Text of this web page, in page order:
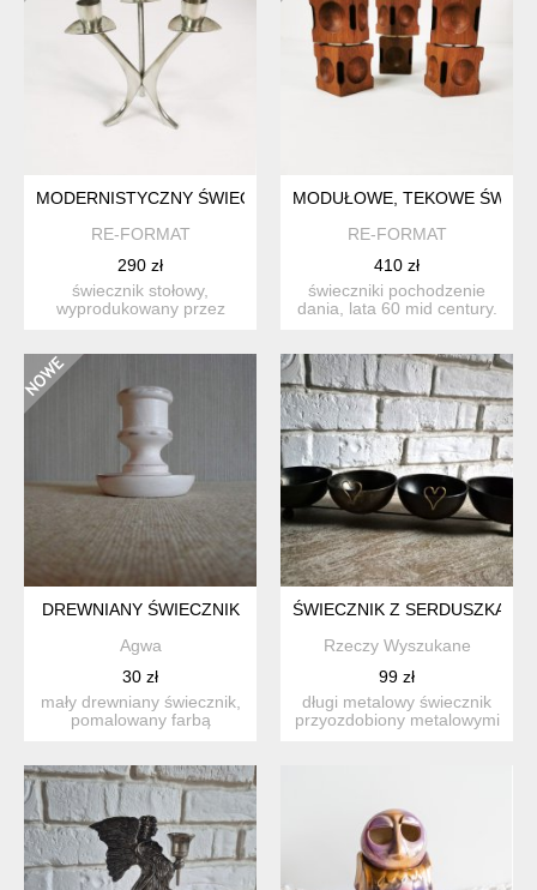
MODERNISTYCZNY ŚWIECZNIK, BRODENE MYLIUS,
RE-FORMAT
290 zł
świecznik stołowy,
wyprodukowany przez
MODUŁOWE, TEKOWE
RE-FORMAT
410 zł
świeczniki pochodzenie
dania, lata 60 mid century.
DREWNIANY ŚWIECZNIK
Agwa
30 zł
mały drewniany świecznik,
pomalowany farbą
ŚWIECZNIK Z SERDUSZKAMI
Rzeczy Wyszukane
99 zł
długi metalowy świecznik
przyozdobiony metalowymi